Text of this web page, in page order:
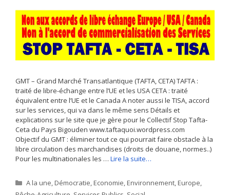
GMT – Grand Marché Transatlantique (TAFTA, CETA) TAFTA :
traité de libre-échange entre l’UE et les USA CETA : traité
équivalent entre l’UE et le Canada A noter aussi le TISA, accord
sur les services, qui va dans le même sens Détails et
explications sur le site que je gère pour le Collectif Stop Tafta-
Ceta du Pays Bigouden www.taftaquoi.wordpress.com
Objectif du GMT : éliminer tout ce qui pourrait faire obstacle à la
libre circulation des marchandises (droits de douane, normes..)
Pour les multinationales les … Lire la suite…
Catégories
A la une,Démocratie,Economie,Environnement,Europe,